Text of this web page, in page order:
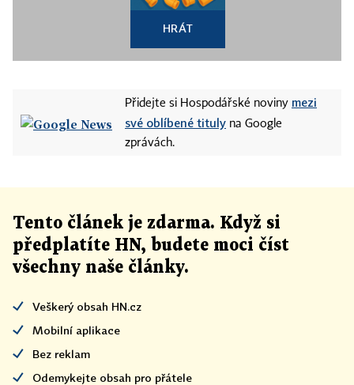
HRÁT
Přidejte si Hospodářské noviny mezi
své oblíbené tituly na Google
zprávách.
Tento článek je zdarma. Když si
předplatíte HN, budete moci číst
všechny naše články.
Veškerý obsah HN.cz
Mobilní aplikace
Bez reklam
Odemykejte obsah pro přátele